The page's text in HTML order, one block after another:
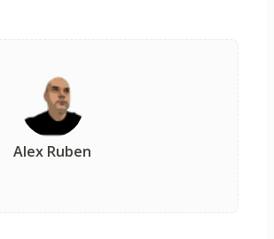
Alex Ruben